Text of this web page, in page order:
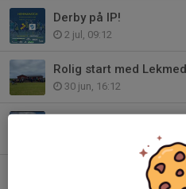
Derby på IP!
2 jul, 09:12
Rolig start med
30 jun, 16:12
Lekmedboll för F/P